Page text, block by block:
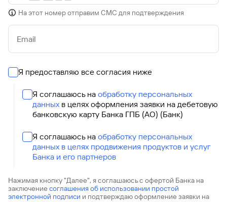
На этот номер отправим СМС для подтверждения
Email
Я предоставляю все согласия ниже
Я соглашаюсь на обработку персональных
данных в целях оформления заявки на дебетовую
банковскую карту Банка ГПБ (АО) (Банк)
Я соглашаюсь на обработку персональных
данных в целях продвижения продуктов и услуг
Банка и его партнеров
Нажимая кнопку "Далее", я соглашаюсь с офертой Банка на
заключениесоглашения об использовании простой
электронной подписи и подтверждаю оформление заявки на